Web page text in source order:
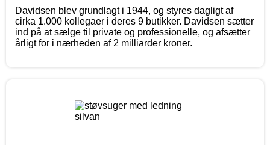
Davidsen blev grundlagt i 1944, og styres dagligt af
cirka 1.000 kollegaer i deres 9 butikker. Davidsen sætter
ind på at sælge til private og professionelle, og afsætter
årligt for i nærheden af 2 milliarder kroner.